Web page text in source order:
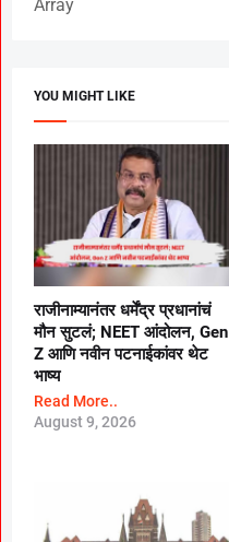
Array
YOU MIGHT LIKE
राजीनाम्यानंतर धर्मेंद्र प्रधानांचं
मौन सुटलं; NEET आंदोलन, Gen
Z आणि नवीन पटनाईकांवर थेट
भाष्य
Read More..
August 9, 2026